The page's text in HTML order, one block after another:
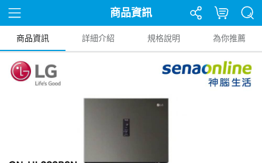
商品資訊
商品資訊 詳細介紹 規格說明 為你推薦